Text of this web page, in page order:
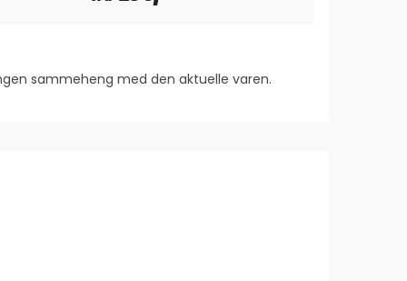
sammeheng med den aktuelle varen.